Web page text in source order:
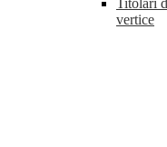
Titolari
vertice